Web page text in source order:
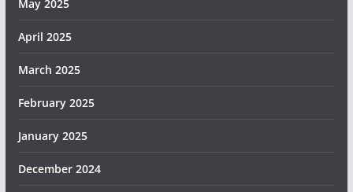
May 2025
April 2025
March 2025
February 2025
January 2025
December 2024